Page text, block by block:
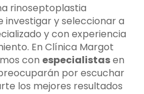
rinoseptoplastia
investigar y seleccionar a
y con experiencia
En Clínica Margot
con especialistasen
por escuchar
los mejores resultados